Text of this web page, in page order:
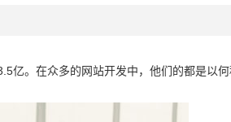
亿。在众多的网站开发中，他们的都是以